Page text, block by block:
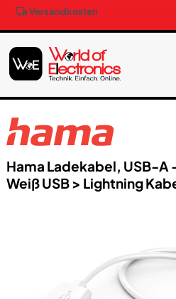
Versandkosten
Hama Ladekabel, USB-A
Weiß USB > Lightning